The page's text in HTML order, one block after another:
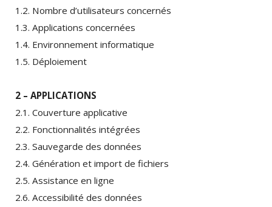
1.2. Nombre d’utilisateurs concernés
1.3. Applications concernées
1.4. Environnement informatique
1.5. Déploiement
2 – APPLICATIONS
2.1. Couverture applicative
2.2. Fonctionnalités intégrées
2.3. Sauvegarde des données
2.4. Génération et import de fichiers
2.5. Assistance en ligne
2.6. Accessibilité des données